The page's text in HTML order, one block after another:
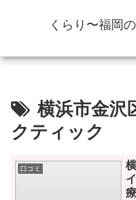
くらり〜福岡
横浜市金
クティック
口コミ